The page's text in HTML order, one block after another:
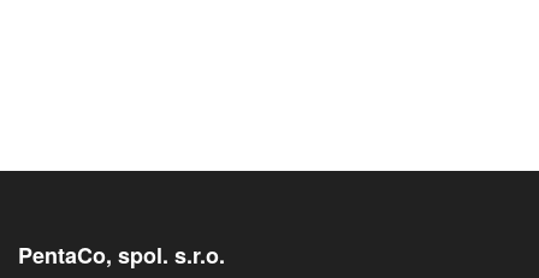
PentaCo, spol. s.r.o.